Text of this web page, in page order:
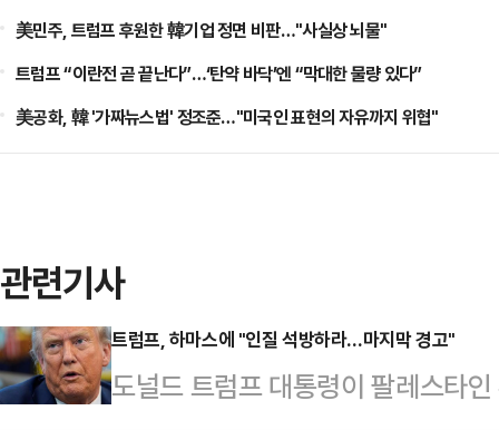
美민주, 트럼프 후원한 韓기업 정면 비판…"사실상 뇌물"
트럼프 “이란전 곧 끝난다”…‘탄약 바닥’엔 “막대한 물량 있다”
美공화, 韓 '가짜뉴스법' 정조준…"미국인 표현의 자유까지 위협"
관련기사
트럼프, 하마스에 "인질 석방하라…마지막 경고"
도널드 트럼프 대통령이 팔레스타